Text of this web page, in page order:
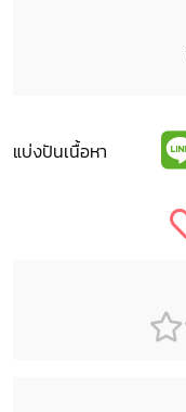
แบ่งปันเนื้อหา